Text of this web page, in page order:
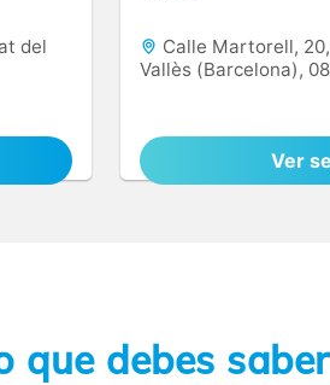
del
Calle Martorell,
Vallès (Barcelona),
Ver
que debes